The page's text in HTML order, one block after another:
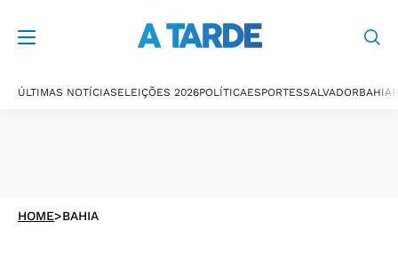
ÚLTIMAS NOTÍCIASELEIÇÕES 2026POLÍTICAESPORTESSALVADORBAHIA
HOME>BAHIA